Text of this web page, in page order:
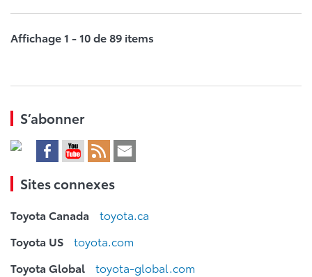
Affichage 1 - 10 de 89 items
S’abonner
Sites connexes
Toyota Canada
toyota.ca
Toyota US
toyota.com
Toyota Global
toyota-global.com